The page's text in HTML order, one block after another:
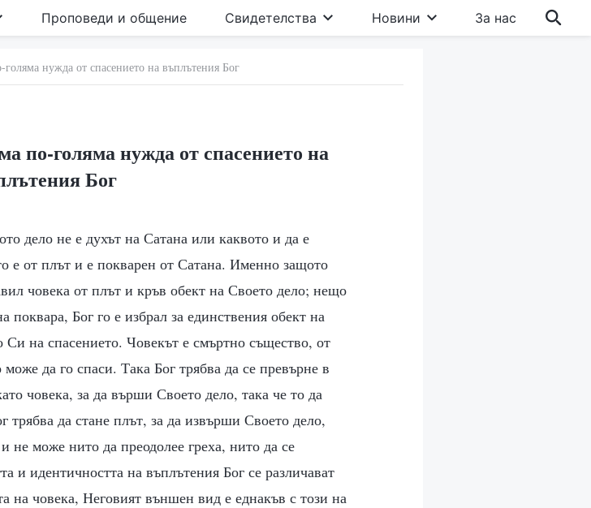
Проповеди и общение Свидетелства Новини За нас
нужда от спасението на въплътения Бог
по-голяма нужда от спасението на
Бог
дело не е духът на Сатана или каквото и да е
е от плът и е покварен от Сатана. Именно защото
човека от плът и кръв обект на Своето дело; нещо
Бог го е избрал за единствения обект на
Си на спасението. Човекът е смъртно същество, от
да го спаси. Така Бог трябва да се превърне в
човека, за да върши Своето дело, така че то да
трябва да стане плът, за да извърши Своето дело,
не може нито да преодолее греха, нито да се
и идентичността на въплътения Бог се различават
на човека, Неговият външен вид е еднакъв с този на